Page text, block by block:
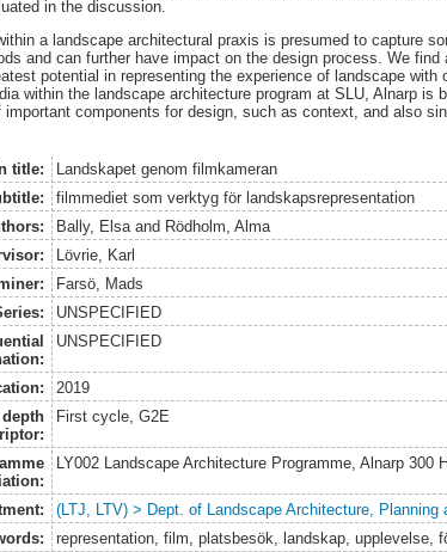
in the discussion.
a landscape architectural praxis is presumed to capture
and can further have impact on the design process. We
potential in representing the experience of landscape
within the landscape architecture program at SLU, Alnarp is
important components for design, such as context, and also
title:
Landskapet genom filmkameran
filmmediet som verktyg för landskapsrepresentation
Bally, Elsaand Rödholm, Alma
Lövrie, Karl
Farsö, Mads
UNSPECIFIED
UNSPECIFIED
2019
First cycle, G2E
LY002 Landscape Architecture Programme, Alnarp 300
(LTJ, LTV) > Dept. of Landscape Architecture, Planning
representation, film, platsbesök, landskap, upplevelse,